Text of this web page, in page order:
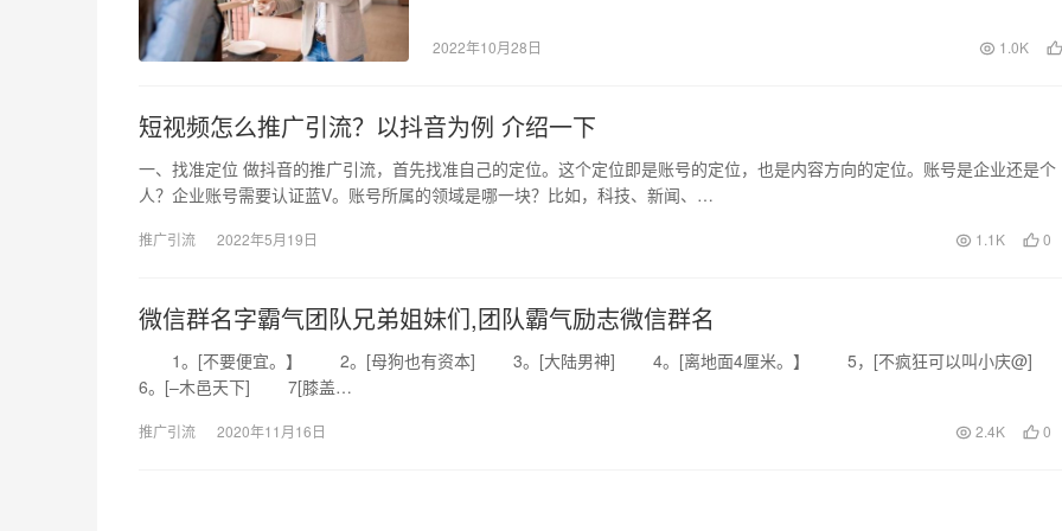
2022年10月28日 1.0K
短视频怎么推广引流？以抖音为例 介绍一下
一、找准定位 做抖音的推广引流，首先找准自己的定位。这个定位即是账号的定位，也是内容方向的定位。账号是企业还是个
人？企业账号需要认证蓝V。账号所属的领域是哪一块？比如，科技、新闻、…
推广引流 2022年5月19日 1.1K 0
微信群名字霸气团队兄弟姐妹们,团队霸气励志微信群名
1。[不要便宜。】 2。[母狗也有资本] 3。[大陆男神] 4。[离地面4厘米。】 5，[不疯狂可以叫小庆
6。[–木邑天下] 7[膝盖…
推广引流 2020年11月16日 2.4K 0